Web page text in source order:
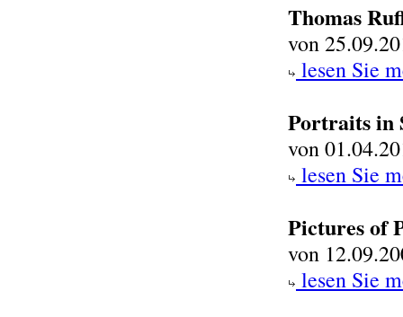
Thomas
von
lesen Sie
Portraits in
von
lesen Sie
Pictures of
von
lesen Sie